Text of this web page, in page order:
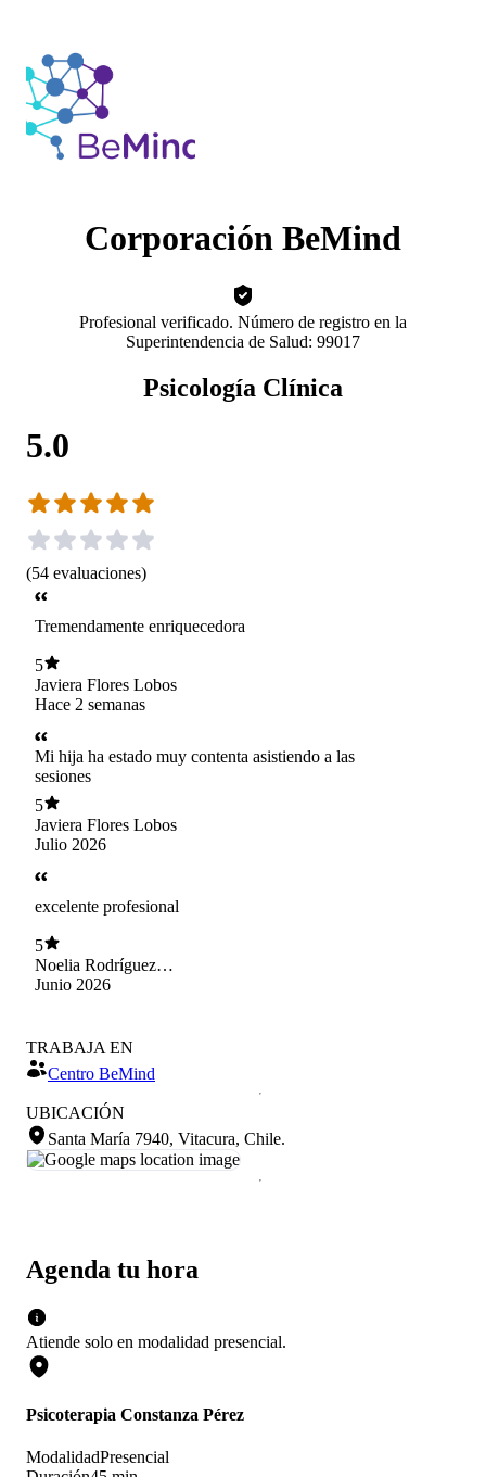
Corporación BeMind
Profesional verificado. Número de registro en la
Superintendencia de Salud: 99017
Psicología Clínica
5.0
(54 evaluaciones)
Tremendamente enriquecedora
5
Javiera Flores Lobos
Hace 2 semanas
Mi hija ha estado muy contenta asistiendo a las
sesiones
5
Javiera Flores Lobos
Julio 2026
excelente profesional
5
Noelia Rodríguez
Tapia
Junio 2026
Agenda tu hora
Atiende solo en modalidad presencial.
Psicoterapia Constanza Pérez
ModalidadPresencial
TRABAJA EN
Centro BeMind
UBICACIÓN
Santa María 7940, Vitacura, Chile.